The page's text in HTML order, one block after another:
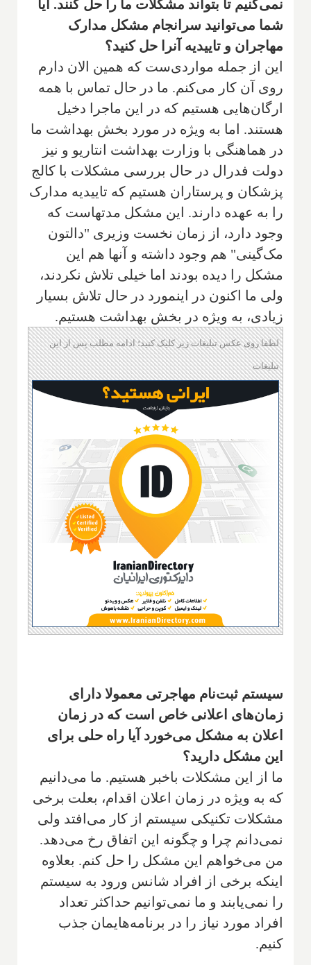
نمی‌کنیم تا بتواند مشکلات ما را حل کنند. آیا
شما می‌توانید سرانجام مشکل مدارک
مهاجران و تاییدیه آنرا حل کنید؟
این از جمله مواردی‌ست که همین الان دارم
روی آن کار می‌کنم. ما در حال تماس با همه
ارگان‌هایی هستیم که در این ماجرا دخیل
هستند. اما به ویژه در مورد بخش بهداشت ما
در هماهنگی با وزارت بهداشت انتاریو و نیز
دولت فدرال در حال بررسی مشکلات با کالج
پزشکان و پرستاران هستیم که تاییدیه مدارک
را به عهده دارند. این مشکل مدتهاست که
وجود دارد، از زمان نخست وزیری "دالتون
مک‌گینی" هم وجود داشته و آنها هم این
مشکل را دیده بودند اما خیلی تلاش نکردند،
ولی ما اکنون در اینمورد در حال تلاش بسیار
زیادی، به ویژه در بخش بهداشت هستیم.
لطفا روی عکس تبلیغات زیر کلیک کنید؛ ادامه مطلب پس از این
تبلیغات
سیستم ثبت‌نام مهاجرتی معمولا دارای
زمان‌های اعلانی خاص است که در زمان
اعلان به مشکل می‌خورد آیا راه حلی برای
این مشکل دارید؟
ما از این مشکلات باخبر هستیم. ما می‌دانیم
که به ویژه در زمان اعلان اقدام، بعلت برخی
مشکلات تکنیکی سیستم از کار می‌افتد ولی
نمی‌دانم چرا و چگونه این اتفاق رخ می‌دهد.
من می‌خواهم این مشکل را حل کنم. بعلاوه
اینکه برخی از افراد شانس ورود به سیستم
را نمی‌یابند و ما نمی‌توانیم حداکثر تعداد
افراد مورد نیاز را در برنامه‌هایمان جذب
کنیم.